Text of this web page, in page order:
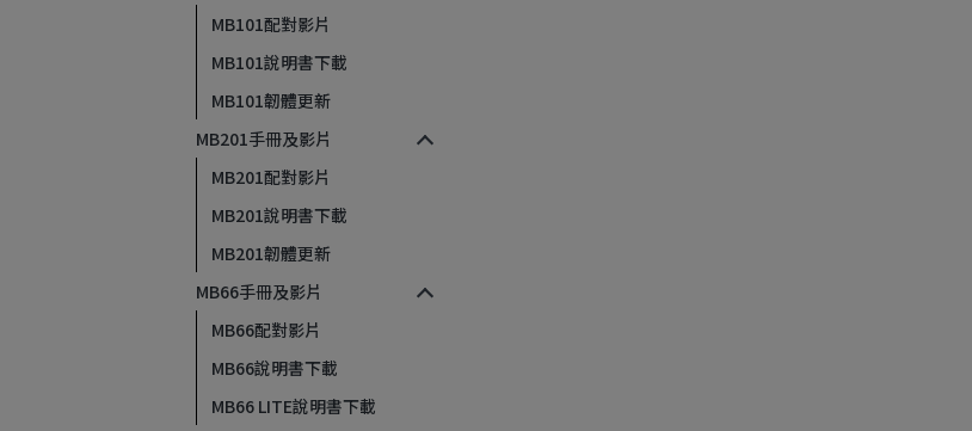
MB101配對影片
MB101說明書下載
MB101韌體更新
MB201手冊及影片
MB201配對影片
MB201說明書下載
MB201韌體更新
MB66手冊及影片
MB66配對影片
MB66說明書下載
MB66 LITE說明書下載